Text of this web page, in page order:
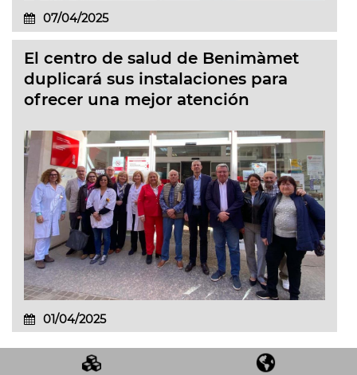
07/04/2025
El centro de salud de Benimàmet
duplicará sus instalaciones para
ofrecer una mejor atención
01/04/2025